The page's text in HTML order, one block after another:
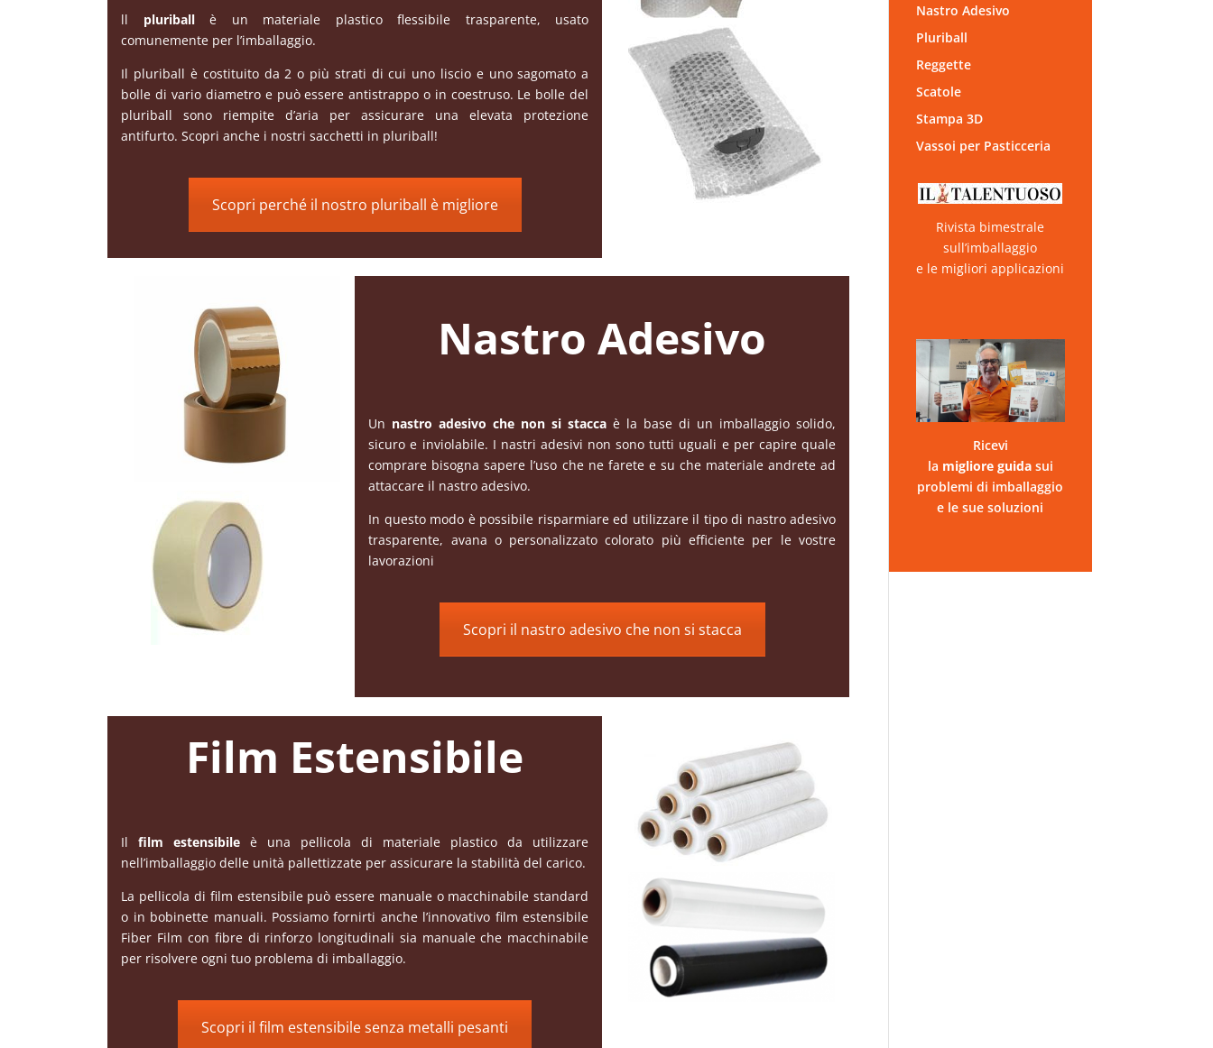
ll pluriballè un materiale plastico flessibile trasparente, usato
comunemente per l’imballaggio.
Il pluriball è costituito da 2 o più strati di cui uno liscio e uno sagomato a
bolle di vario diametro e può essere antistrappo o in coestruso. Le bolle del
pluriball sono riempite d’aria per assicurare una elevata protezione
antifurto. Scopri anche i nostri sacchetti in pluriball!
Scopri perché il nostro pluriball è migliore
Nastro Adesivo
Un nastro adesivo che non si staccaè la base di un imballaggio solido,
sicuro e inviolabile. I nastri adesivi non sono tutti uguali e per capire quale
comprare bisogna sapere l’uso che ne farete e su che materiale andrete ad
attaccare il nastro adesivo.
In questo modo è possibile risparmiare ed utilizzare il tipo di nastro adesivo
trasparente, avana o personalizzato colorato più efficiente per le vostre
lavorazioni
Scopri il nastro adesivo che non si stacca
Film Estensibile
Ilfilm estensibile è una pellicola di materiale plastico da utilizzare
nell’imballaggio delle unità pallettizzate per assicurare la stabilità del carico.
La pellicola di film estensibile può essere manuale o macchinabile standard
o in bobinette manuali. Possiamo fornirti anche l’innovativo film estensibile
Fiber Film con fibre di rinforzo longitudinali sia manuale che macchinabile
per risolvere ogni tuo problema di imballaggio.
Scopri il film estensibile senza metalli pesanti
Nastro Adesivo
Pluriball
Reggette
Scatole
Stampa 3D
Vassoi per Pasticceria
Rivista bimestrale
sull’imballaggio
e le migliori applicazioni
Ricevi
la migliore guidasui
problemi di imballaggio
e le sue soluzioni